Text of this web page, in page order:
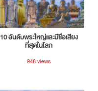
10 อันดับพระใหญ่และมีชื่อเสียง
ที่สุดในโลก
948 views